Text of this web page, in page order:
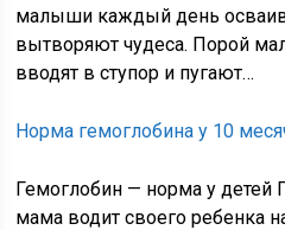
малыши каждый день
вытворяют чудеса. Порой
вводят в ступор и пугают…
Норма гемоглобина у 10
Гемоглобин — норма у детей
мама водит своего ребенка